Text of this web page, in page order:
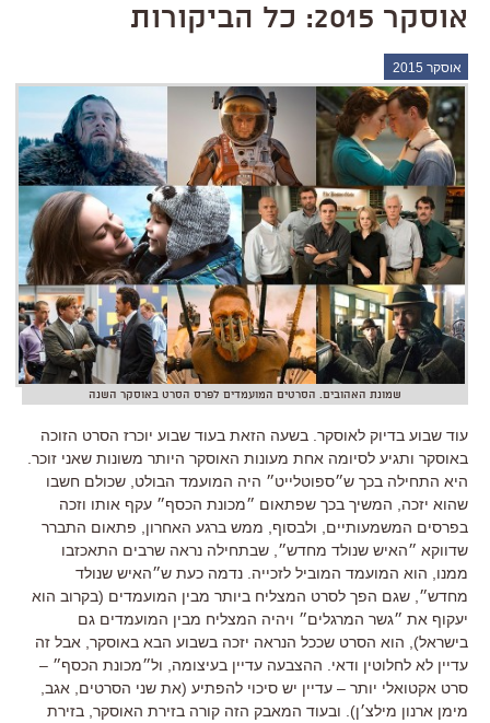
אוסקר 2015: כל הביקורות
אוסקר 2015
שמונת האהובים. הסרטים המועמדים לפרס הסרט באוסקר השנה
עוד שבוע בדיוק לאוסקר. בשעה הזאת בעוד שבוע יוכרז הסרט הזוכה
באוסקר ותגיע לסיומה אחת מעונות האוסקר היותר משונות שאני זוכר.
היא התחילה בכך ש״ספוטלייט״ היה המועמד הבולט, שכולם חשבו
שהוא יזכה, המשיך בכך שפתאום ״מכונת הכסף״ עקף אותו וזכה
בפרסים המשמעותיים, ולבסוף, ממש ברגע האחרון, פתאום התברר
שדווקא ״האיש שנולד מחדש״, שבתחילה נראה שרבים התאכזבו
ממנו, הוא המועמד המוביל לזכייה. נדמה כעת ש״האיש שנולד
מחדש״, שגם הפך לסרט המצליח ביותר מבין המועמדים (בקרוב הוא
יעקוף את ״גשר המרגלים״ ויהיה המצליח מבין המועמדים גם
בישראל), הוא הסרט שככל הנראה יזכה בשבוע הבא באוסקר, אבל זה
עדיין לא לחלוטין ודאי. ההצבעה עדיין בעיצומה, ול״מכונת הכסף״ –
סרט אקטואלי יותר – עדיין יש סיכוי להפתיע (את שני הסרטים, אגב,
מימן ארנון מילצ׳ן). ובעוד המאבק הזה קורה בזירת האוסקר, בזירת